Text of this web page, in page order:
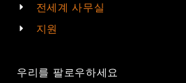
전세계 사무실
지원
우리를 팔로우하세요